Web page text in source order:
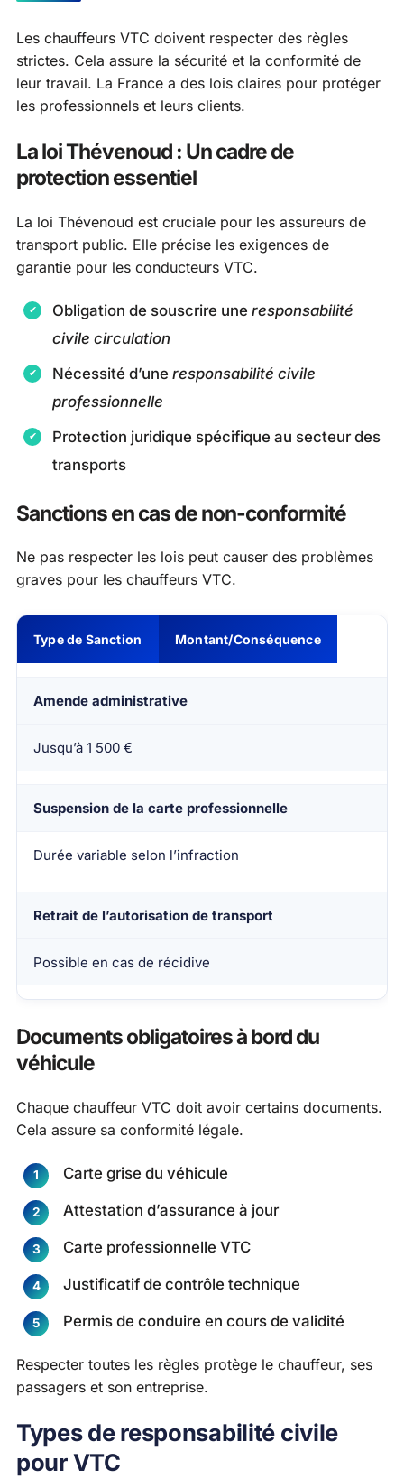
Les chauffeurs VTC doivent respecter des règles
strictes. Cela assure la sécurité et la conformité de
leur travail. La France a des lois claires pour protéger
les professionnels et leurs clients.
La loi Thévenoud : Un cadre de
protection essentiel
La loi Thévenoud est cruciale pour les assureurs de
transport public. Elle précise les exigences de
garantie pour les conducteurs VTC.
Obligation de souscrire une responsabilité
civile circulation
Nécessité d’une responsabilité civile
professionnelle
Protection juridique spécifique au secteur des
transports
Sanctions en cas de non-conformité
Ne pas respecter les lois peut causer des problèmes
graves pour les chauffeurs VTC.
Type de Sanction Montant/Conséquence
Amende administrative
Jusqu’à 1 500 €
Suspension de la carte professionnelle
Durée variable selon l’infraction
Retrait de l’autorisation de transport
Possible en cas de récidive
Documents obligatoires à bord du
véhicule
Chaque chauffeur VTC doit avoir certains documents.
Cela assure sa conformité légale.
Carte grise du véhicule
Attestation d’assurance à jour
Carte professionnelle VTC
Justificatif de contrôle technique
Permis de conduire en cours de validité
Respecter toutes les règles protège le chauffeur, ses
passagers et son entreprise.
Types de responsabilité civile
pour VTC